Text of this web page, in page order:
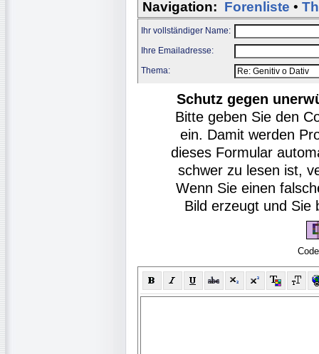
Navigation: Forenliste •
Ihr vollständiger Name:
Ihre Emailadresse:
Thema:
Schutz gegen
Bitte geben Sie den
ein. Damit werden
dieses Formular
schwer zu lesen ist,
Wenn Sie einen
Bild erzeugt und Sie